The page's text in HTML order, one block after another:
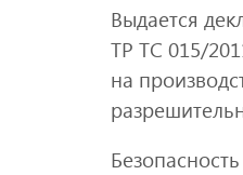
Выдается
ТР ТС 015/
на